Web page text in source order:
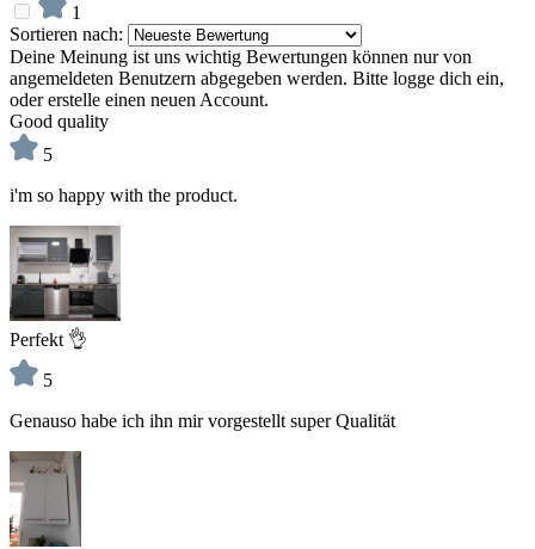
1
Sortieren nach:
Deine Meinung ist uns wichtig Bewertungen können nur von
angemeldeten Benutzern abgegeben werden. Bitte logge dich ein,
oder erstelle einen neuen Account.
Good quality
5
i'm so happy with the product.
Perfekt 👌
5
Genauso habe ich ihn mir vorgestellt super Qualität